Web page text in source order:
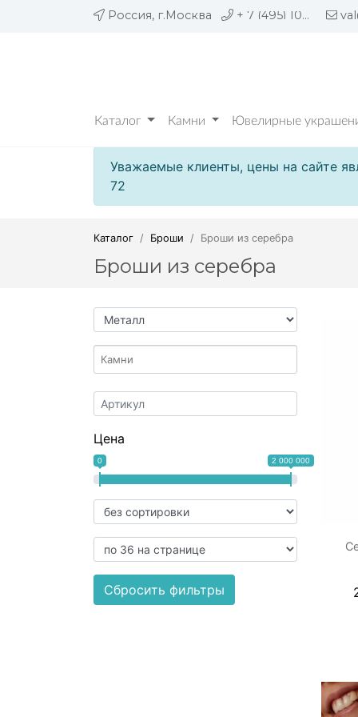
Россия, г.Москва + 7 (495) 109 05 72
Каталог Камни Ювелирные
Уважаемые клиенты, цены на сайте
72
Каталог Броши Броши из серебра
Броши из серебра
Цена
0 2 000 000
Сбросить фильтры